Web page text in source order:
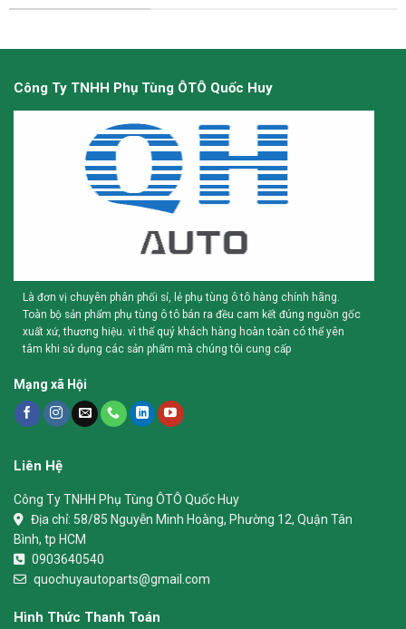
Công Ty TNHH Phụ Tùng ÔTÔ Quốc Huy
Là đơn vị chuyên phân phối sỉ, lẻ phụ tùng ô tô hàng chính hãng.
Toàn bộ sản phẩm phụ tùng ô tô bán ra đều cam kết đúng nguồn gốc
xuất xứ, thương hiệu. vì thế quý khách hàng hoàn toàn có thể yên
tâm khi sử dụng các sản phẩm mà chúng tôi cung cấp
Mạng xã Hội
Liên Hệ
Công Ty TNHH Phụ Tùng ÔTÔ Quốc Huy
Địa chỉ: 58/85 Nguyễn Minh Hoàng, Phường 12, Quận Tân
Bình, tp HCM
0903640540
quochuyautoparts@gmail.com
Hình Thức Thanh Toán